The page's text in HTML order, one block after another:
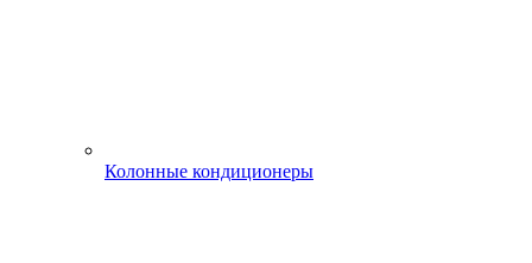
Колонные кондиционеры